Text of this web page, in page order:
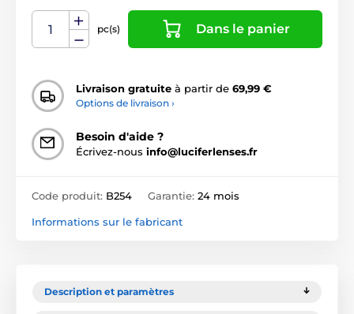
pc(s) Dans le panier
Livraison gratuite à partir de 69,99 €
Options de livraison ›
Besoin d'aide ?
Écrivez-nous info@luciferlenses.fr
Code produit: B254 Garantie: 24 mois
Informations sur le fabricant
Description et paramètres